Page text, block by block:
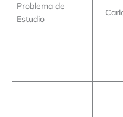
Problema de
Estudio